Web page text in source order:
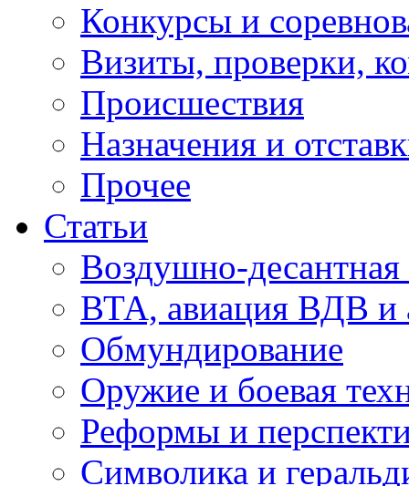
Конкурсы и
Визиты, проверки,
Происшествия
Назначения и
Прочее
Статьи
Воздушно-десантная
ВТА, авиация ВДВ и
Обмундирование
Оружие и боевая
Реформы и
Символика и